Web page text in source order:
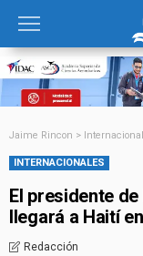
Jaime Rincon >
INTERNACIONALES
El presidente
llegará a Haití
Redacción